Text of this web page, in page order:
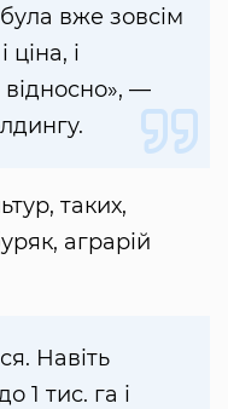
вже зовсім
і
відносно», —
таких,
аграрій
Навіть
1 тис. га і